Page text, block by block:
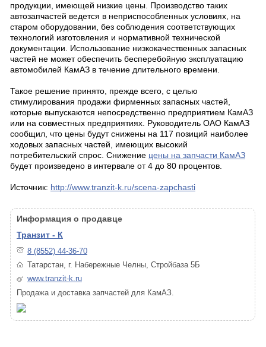
продукции, имеющей низкие цены. Производство таких
автозапчастей ведется в неприспособленных условиях, на
старом оборудовании, без соблюдения соответствующих
технологий изготовления и нормативной технической
документации. Использование низкокачественных запасных
частей не может обеспечить бесперебойную эксплуатацию
автомобилей КамАЗ в течение длительного времени.
Такое решение принято, прежде всего, с целью
стимулирования продажи фирменных запасных частей,
которые выпускаются непосредственно предприятием КамАЗ
или на совместных предприятиях. Руководитель ОАО КамАЗ
сообщил, что цены будут снижены на 117 позиций наиболее
ходовых запасных частей, имеющих высокий
потребительский спрос. Снижение цены на запчасти КамАЗ
будет произведено в интервале от 4 до 80 процентов.
Источник: http://www.tranzit-k.ru/scena-zapchasti
Информация о продавце
Транзит - К
8 (8552) 44-36-70
Татарстан, г. Набережные Челны, Стройбаза 5Б
www.tranzit-k.ru
Продажа и доставка запчастей для КамАЗ.